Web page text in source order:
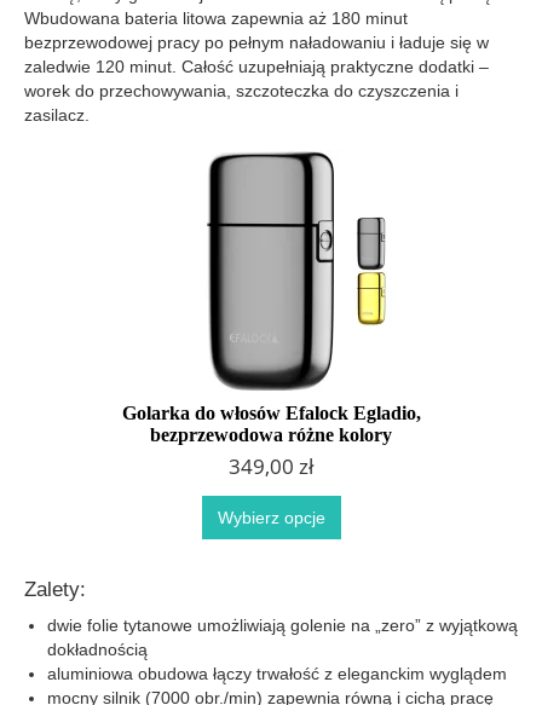
Wbudowana bateria litowa zapewnia aż 180 minut
bezprzewodowej pracy po pełnym naładowaniu i ładuje się w
zaledwie 120 minut. Całość uzupełniają praktyczne dodatki –
worek do przechowywania, szczoteczka do czyszczenia i
zasilacz.
Golarka do włosów Efalock Egladio,
bezprzewodowa różne kolory
349,00 zł
Wybierz opcje
Zalety:
dwie folie tytanowe umożliwiają golenie na „zero” z wyjątkową
dokładnością
aluminiowa obudowa łączy trwałość z eleganckim wyglądem
mocny silnik (7000 obr./min) zapewnia równą i cichą pracę